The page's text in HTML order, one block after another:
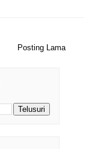
Posting Lama